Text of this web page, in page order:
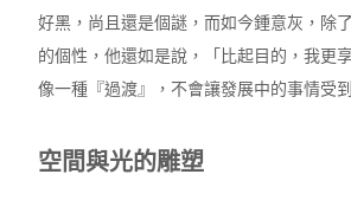
好黑，尚且還是個謎，而如今鍾意灰，除
的個性，他還如是說，「比起目的，我更
像一種『過渡』，不會讓發展中的事情受到
空間與光的雕塑